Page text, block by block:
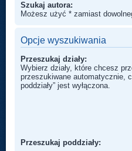
Szukaj autora:
Możesz użyć * zamiast
Opcje wyszukiwania
Przeszukaj działy:
Wybierz działy, które chcesz
przeszukiwane automatycznie,
poddziały” jest wyłączona.
Przeszukaj poddziały: